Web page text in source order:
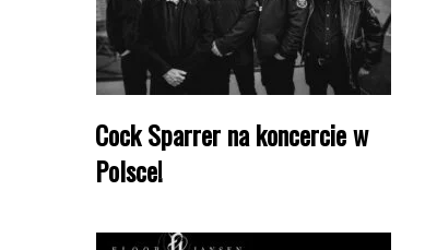
Cock Sparrer na koncercie w
Polsce!